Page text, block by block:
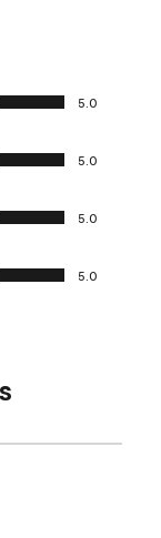
5.0
5.0
5.0
5.0
product.